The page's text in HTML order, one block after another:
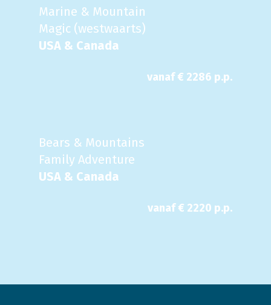
Marine & Mountain
Magic (westwaarts)
USA & Canada
vanaf € 2286 p.p.
Bears & Mountains
Family Adventure
USA & Canada
vanaf € 2220 p.p.